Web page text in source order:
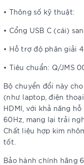
• Thông số kỹ thuật:
• Cổng USB C (cái)
• Hỗ trợ độ phân giải
• Tiêu chuẩn: Q/JMS
Bộ chuyển đổi này
(như laptop, điện
HDMI, với khả năng
60Hz, mang lại trải
Chất liệu hợp kim
tốt.
Bảo hành chính hãng